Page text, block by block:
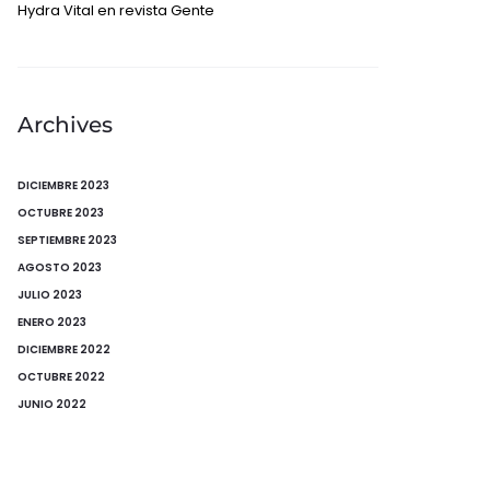
Hydra Vital en revista Gente
Archives
DICIEMBRE 2023
OCTUBRE 2023
SEPTIEMBRE 2023
AGOSTO 2023
JULIO 2023
ENERO 2023
DICIEMBRE 2022
OCTUBRE 2022
JUNIO 2022